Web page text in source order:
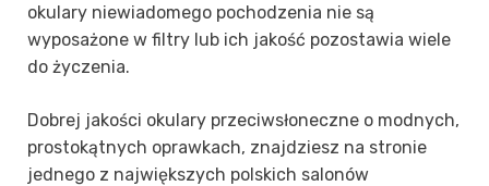
okulary niewiadomego pochodzenia nie są
wyposażone w filtry lub ich jakość pozostawia wiele
do życzenia.
Dobrej jakości okulary przeciwsłoneczne o modnych,
prostokątnych oprawkach, znajdziesz na stronie
jednego z największych polskich salonów